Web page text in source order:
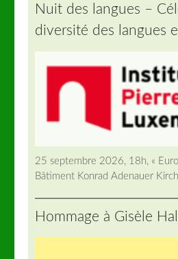
Nuit des langues –
diversité des langues
25 septembre 2026, 18h, «
Bâtiment Konrad Adenauer
Hommage à Gisèle